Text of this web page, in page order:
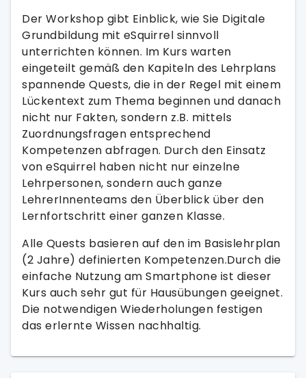
Der Workshop gibt Einblick, wie Sie Digitale
Grundbildung mit eSquirrel sinnvoll
unterrichten können. Im Kurs warten
eingeteilt gemäß den Kapiteln des Lehrplans
spannende Quests, die in der Regel mit einem
Lückentext zum Thema beginnen und danach
nicht nur Fakten, sondern z.B. mittels
Zuordnungsfragen entsprechend
Kompetenzen abfragen. Durch den Einsatz
von eSquirrel haben nicht nur einzelne
Lehrpersonen, sondern auch ganze
LehrerInnenteams den Überblick über den
Lernfortschritt einer ganzen Klasse.
Alle Quests basieren auf den im Basislehrplan
(2 Jahre) definierten Kompetenzen.Durch die
einfache Nutzung am Smartphone ist dieser
Kurs auch sehr gut für Hausübungen geeignet.
Die notwendigen Wiederholungen festigen
das erlernte Wissen nachhaltig.